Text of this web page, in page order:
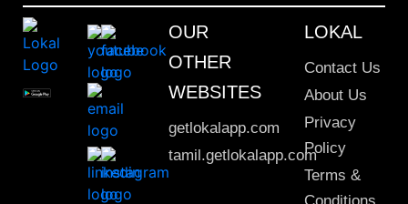
OUR
OTHER
WEBSITES
getlokalapp.com
tamil.getlokalapp.com
LOKAL
Contact Us
About Us
Privacy
Policy
Terms &
Conditions